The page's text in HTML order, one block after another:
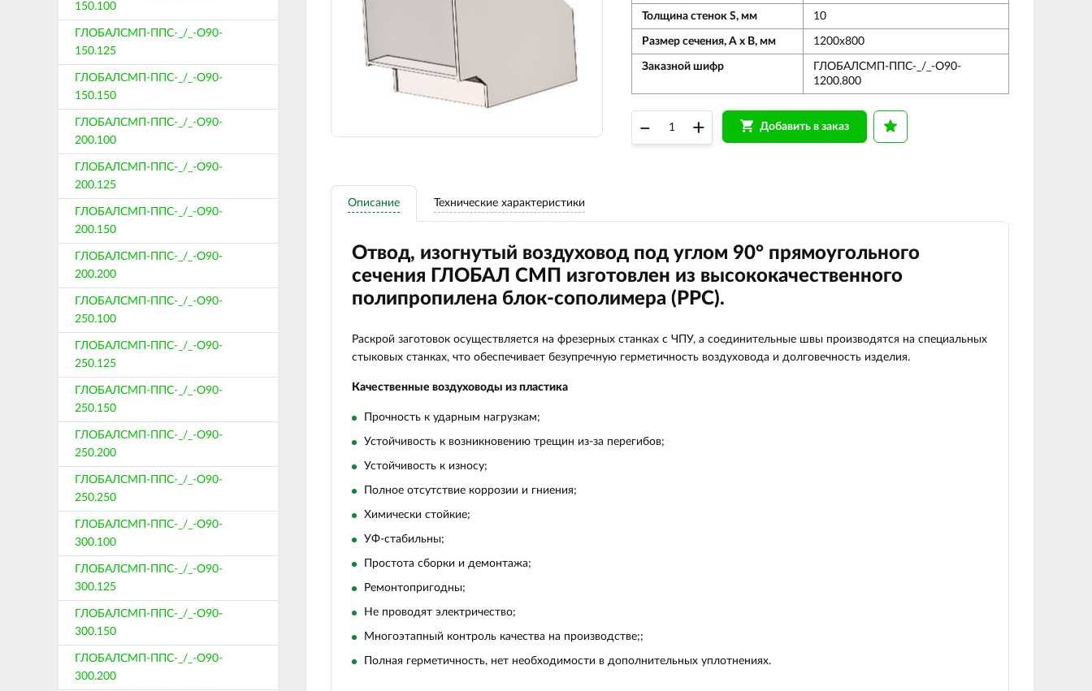
150.100
ГЛОБАЛСМП-ППС-_/_-О90-
150.125
ГЛОБАЛСМП-ППС-_/_-О90-
150.150
ГЛОБАЛСМП-ППС-_/_-О90-
200.100
ГЛОБАЛСМП-ППС-_/_-О90-
200.125
ГЛОБАЛСМП-ППС-_/_-О90-
200.150
ГЛОБАЛСМП-ППС-_/_-О90-
200.200
ГЛОБАЛСМП-ППС-_/_-О90-
250.100
ГЛОБАЛСМП-ППС-_/_-О90-
250.125
ГЛОБАЛСМП-ППС-_/_-О90-
250.150
ГЛОБАЛСМП-ППС-_/_-О90-
250.200
ГЛОБАЛСМП-ППС-_/_-О90-
250.250
ГЛОБАЛСМП-ППС-_/_-О90-
300.100
ГЛОБАЛСМП-ППС-_/_-О90-
300.125
ГЛОБАЛСМП-ППС-_/_-О90-
300.150
ГЛОБАЛСМП-ППС-_/_-О90-
300.200
Толщина стенок S, мм 10
Размер сечения, А х В, мм 1200х800
Заказной шифр
ГЛОБАЛСМП-ППС-_/_-О90-
1200.800
– + Добавить в заказ
Описание Технические характеристики
Отвод, изогнутый воздуховод под углом 90° прямоугольного
сечения ГЛОБАЛ СМП изготовлен из высококачественного
полипропилена блок-сополимера (РРС).
Раскрой заготовок осуществляется на фрезерных станках с ЧПУ, а соединительные швы производятся на специальных
стыковых станках, что обеспечивает безупречную герметичность воздуховода и долговечность изделия.
Качественные воздуховоды из пластика
Прочность к ударным нагрузкам;
Устойчивость к возникновению трещин из-за перегибов;
Устойчивость к износу;
Полное отсутствие коррозии и гниения;
Химически стойкие;
УФ-стабильны;
Простота сборки и демонтажа;
Ремонтопригодны;
Не проводят электричество;
Многоэтапный контроль качества на производстве;;
Полная герметичность, нет необходимости в дополнительных уплотнениях.